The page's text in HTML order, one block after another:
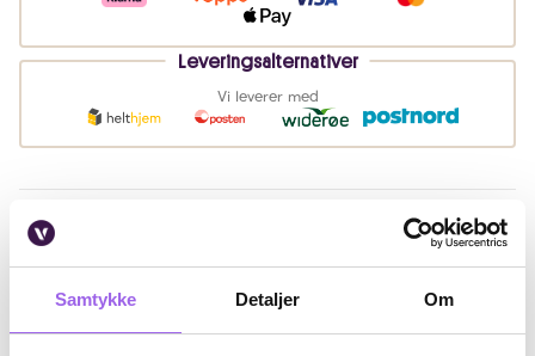
Samtykke Detaljer Om
Leveringsalternativer
Vi leverer med
Beskrivelse
Bruk
Fordeler